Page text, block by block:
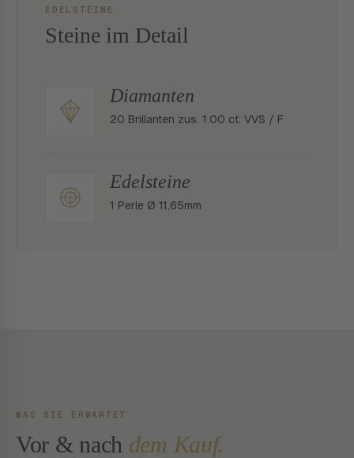
EDELSTEINE
Steine im Detail
Diamanten
20 Brillanten zus. 1.00 ct. VVS / F
Edelsteine
1 Perle Ø 11,65mm
WAS SIE ERWARTET
Vor & nach dem Kauf.